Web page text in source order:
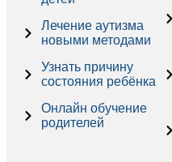
Лечение аутизма
новыми методами
Узнать причину
состояния ребёнка
Онлайн обучение
родителей